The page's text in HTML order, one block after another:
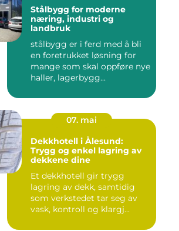
Stålbygg for moderne
næring, industri og
landbruk
stålbygg er i ferd med å bli
en foretrukket løsning for
mange som skal oppføre nye
haller, lagerbygg...
07. mai
Dekkhotell i Ålesund:
Trygg og enkel lagring av
dekkene dine
Et dekkhotell gir trygg
lagring av dekk, samtidig
som verkstedet tar seg av
vask, kontroll og klargj...